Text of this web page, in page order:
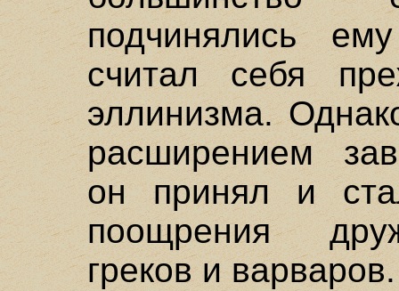
подчинялись
считал себя
эллинизма.
расширением
он принял и
поощрения
греков и варваров.